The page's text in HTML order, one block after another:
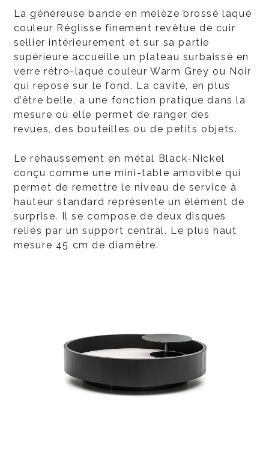
La généreuse bande en mélèze brossé laqué
couleur Réglisse finement revêtue de cuir
sellier intérieurement et sur sa partie
supérieure accueille un plateau surbaissé en
verre rétro-laqué couleur Warm Grey ou Noir
qui repose sur le fond. La cavité, en plus
d’être belle, a une fonction pratique dans la
mesure où elle permet de ranger des
revues, des bouteilles ou de petits objets.
Le rehaussement en métal Black-Nickel
conçu comme une mini-table amovible qui
permet de remettre le niveau de service à
hauteur standard représente un élément de
surprise. Il se compose de deux disques
reliés par un support central. Le plus haut
mesure 45 cm de diamètre.